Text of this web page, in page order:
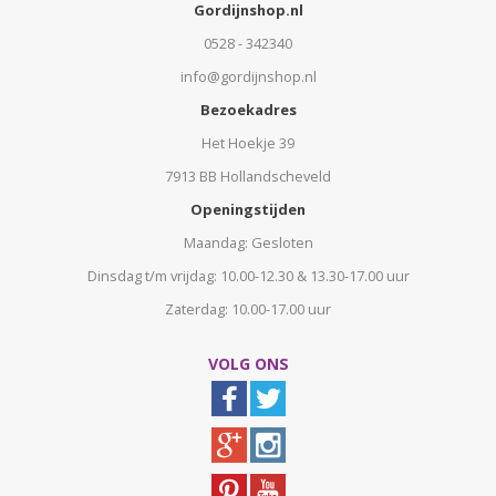
Gordijnshop.nl
0528 - 342340
info@gordijnshop.nl
Bezoekadres
Het Hoekje 39
7913 BB Hollandscheveld
Openingstijden
Maandag: Gesloten
Dinsdag t/m vrijdag: 10.00-12.30 & 13.30-17.00 uur
Zaterdag: 10.00-17.00 uur
VOLG ONS